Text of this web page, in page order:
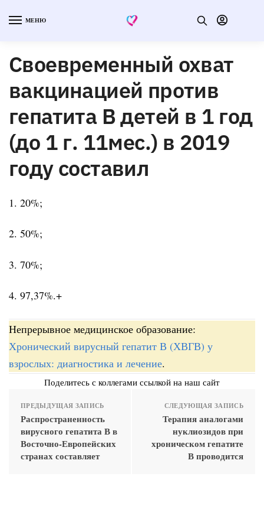
МЕНЮ
Своевременный охват
вакцинацией против
гепатита В детей в 1 год
(до 1 г. 11мес.) в 2019
году составил
1. 20%;
2. 50%;
3. 70%;
4. 97,37%.+
Непрерывное медицинское образование:
Хронический вирусный гепатит В (ХВГВ) у
взрослых: диагностика и лечение.
Поделитесь с коллегами ссылкой на наш сайт
ПРЕДЫДУЩАЯ ЗАПИСЬ
Распространенность
вирусного гепатита В в
Восточно-Европейских
странах составляет
СЛЕДУЮЩАЯ ЗАПИСЬ
Терапия аналогами
нуклиозидов при
хроническом гепатите
В проводится